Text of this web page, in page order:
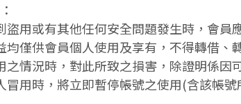
盜用或有其他任何安全問題發生時，會
均僅供會員個人使用及享有，不得轉借
情況時，對此所致之損害，除證明係因
冒用時，將立即暫停帳號之使用(含該帳號